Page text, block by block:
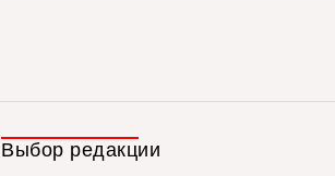
Выбор редакции